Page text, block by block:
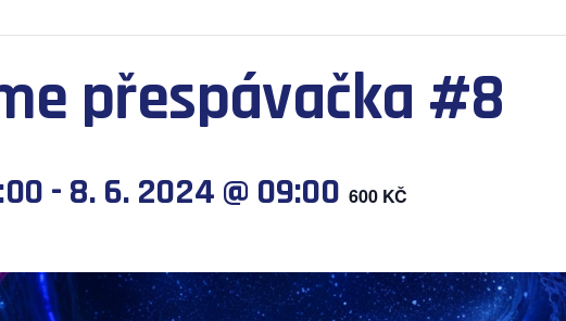
přespávačka #8
- 8. 6. 2024 @ 09:00 600 KČ